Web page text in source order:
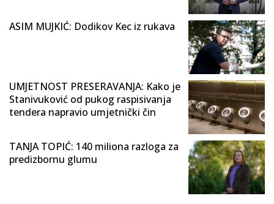
ASIM MUJKIĆ: Dodikov Kec iz rukava
UMJETNOST PRESERAVANJA: Kako je
Stanivuković od pukog raspisivanja
tendera napravio umjetnički čin
TANJA TOPIĆ: 140 miliona razloga za
predizbornu glumu